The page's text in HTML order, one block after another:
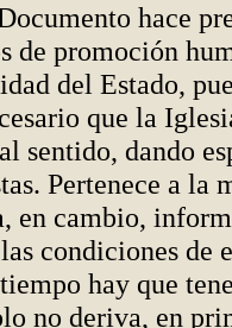
hace
de promoción
del Estado,
que la
sentido, dando
Pertenece a la
en cambio,
condiciones de
hay que
no deriva, en